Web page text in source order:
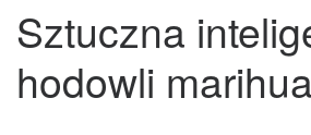
Sztuczna
hodowli